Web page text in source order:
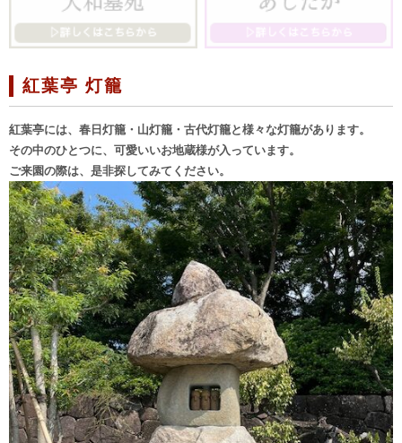
紅葉亭 灯籠
紅葉亭には、春日灯籠・山灯籠・古代灯籠と様々な灯籠があります。
その中のひとつに、可愛いいお地蔵様が入っています。
ご来園の際は、是非探してみてください。